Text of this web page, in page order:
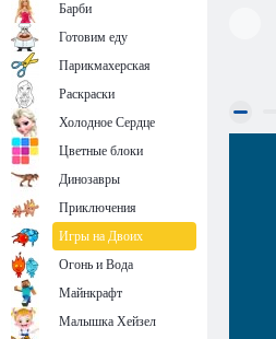
Барби
Готовим еду
Парикмахерская
Раскраски
Холодное Сердце
Цветные блоки
Динозавры
Приключения
Игры на Двоих
Огонь и Вода
Майнкрафт
Малышка Хейзел